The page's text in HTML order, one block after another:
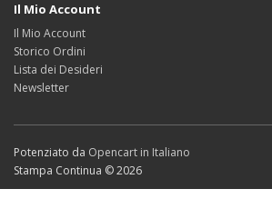
Il Mio Account
Il Mio Account
Storico Ordini
Lista dei Desideri
Newsletter
Potenziato da Opencart in Italiano
Stampa Continua © 2026